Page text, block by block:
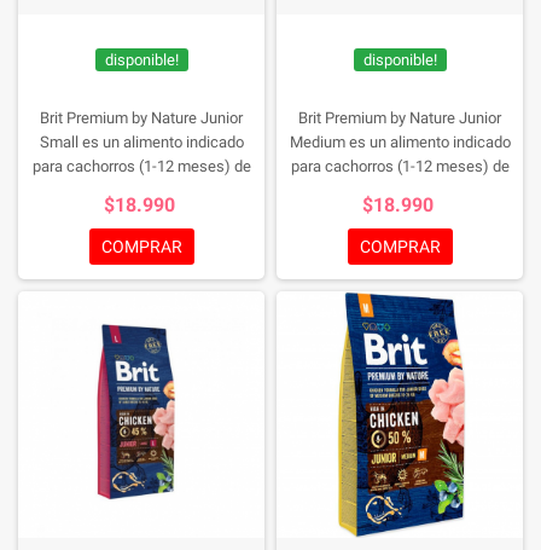
disponible!
Brit Premium by Nature Junior
Small es un alimento indicado
para cachorros (1-12 meses) de
Recomendado también para
hembras gestantes o lactantes.
$18.990
COMPRAR
disponible!
Brit Premium by Nature Junior
Medium es un alimento indicado
para cachorros (1-12 meses) de
Recomendado también para
hembras gestantes o lactantes.
Formulado con alto contenido de
carne deshuesada y deshidratada
de pollo, una fuente natural de
proteína fácil de digerir para un
crecimiento óptimo.
$18.990
COMPRAR